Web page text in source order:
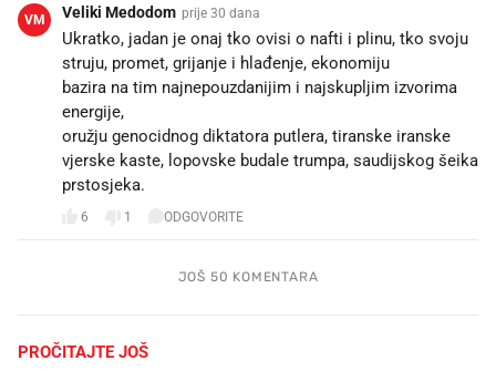
VM Veliki Medodom prije 30 dana
Ukratko, jadan je onaj tko ovisi o nafti i plinu, tko svoju
struju, promet, grijanje i hlađenje, ekonomiju
bazira na tim najnepouzdanijim i najskupljim izvorima
energije,
oružju genocidnog diktatora putlera, tiranske iranske
vjerske kaste, lopovske budale trumpa, saudijskog šeika
prstosjeka.
6 1 ODGOVORITE
JOŠ 50 KOMENTARA
PROČITAJTE JOŠ